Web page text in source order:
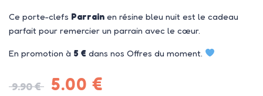
Ce porte-clefs Parrain en résine bleu nuit est le cadeau
parfait pour remercier un parrain avec le cœur.
En promotion à 5 € dans nos Offres du moment.
9.90€ 5.00€